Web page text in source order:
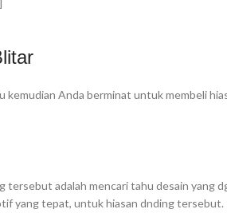
kemudian Anda berminat untuk membeli
tersebut adalah mencari tahu desain yang
yang tepat, untuk hiasan dnding tersebut.